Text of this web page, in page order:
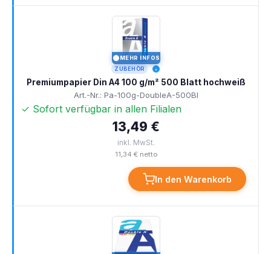
MEHR INFOS
ZUBEHÖR
Premiumpapier Din A4 100 g/m² 500 Blatt hochweiß
Art.-Nr.: Pa-100g-DoubleA-500Bl
✓ Sofort verfügbar in allen Filialen
13,49 €
inkl. MwSt.
11,34 € netto
In den Warenkorb